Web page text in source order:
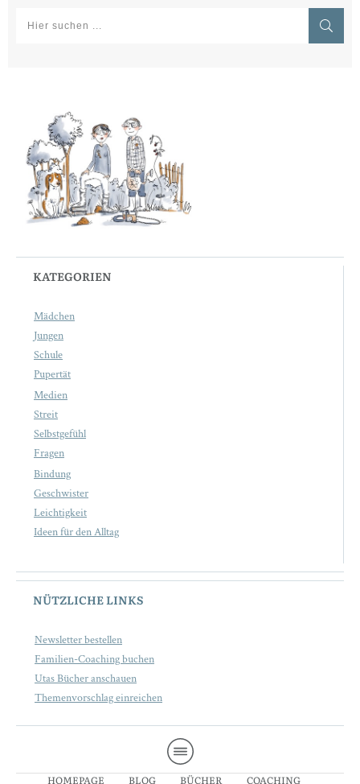
KATEGORIEN
Mädchen
Jungen
Schule
Pupertät
Medien
Streit
Selbstgefühl
Fragen
Bindung
Geschwister
Leichtigkeit
Ideen für den Alltag
NÜTZLICHE LINKS
Newsletter bestellen
Familien-Coaching buchen
Utas Bücher anschauen
Themenvorschlag einreichen
HOMEPAGE BLOG BÜCHER COACHING